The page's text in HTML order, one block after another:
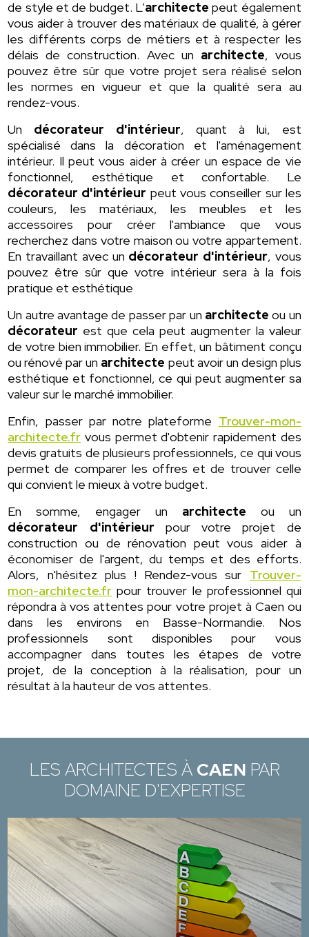
de style et de budget. L'architecte peut également
vous aider à trouver des matériaux de qualité, à gérer
les différents corps de métiers et à respecter les
délais de construction. Avec un architecte, vous
pouvez être sûr que votre projet sera réalisé selon
les normes en vigueur et que la qualité sera au
rendez-vous.
Un décorateur d'intérieur, quant à lui, est
spécialisé dans la décoration et l'aménagement
intérieur. Il peut vous aider à créer un espace de vie
fonctionnel, esthétique et confortable. Le
décorateur d'intérieur peut vous conseiller sur les
couleurs, les matériaux, les meubles et les
accessoires pour créer l'ambiance que vous
recherchez dans votre maison ou votre appartement.
En travaillant avec un décorateur d'intérieur, vous
pouvez être sûr que votre intérieur sera à la fois
pratique et esthétique
Un autre avantage de passer par un architecte ou un
décorateur est que cela peut augmenter la valeur
de votre bien immobilier. En effet, un bâtiment conçu
ou rénové par un architecte peut avoir un design plus
esthétique et fonctionnel, ce qui peut augmenter sa
valeur sur le marché immobilier.
Enfin, passer par notre plateforme Trouver-mon-
architecte.fr vous permet d'obtenir rapidement des
devis gratuits de plusieurs professionnels, ce qui vous
permet de comparer les offres et de trouver celle
qui convient le mieux à votre budget.
En somme, engager un architecte ou un
décorateur d'intérieur pour votre projet de
construction ou de rénovation peut vous aider à
économiser de l'argent, du temps et des efforts.
Alors, n'hésitez plus ! Rendez-vous sur Trouver-
mon-architecte.fr pour trouver le professionnel qui
répondra à vos attentes pour votre projet à Caen ou
dans les environs en Basse-Normandie. Nos
professionnels sont disponibles pour vous
accompagner dans toutes les étapes de votre
projet, de la conception à la réalisation, pour un
résultat à la hauteur de vos attentes.
LES ARCHITECTES À CAEN PAR
DOMAINE D'EXPERTISE